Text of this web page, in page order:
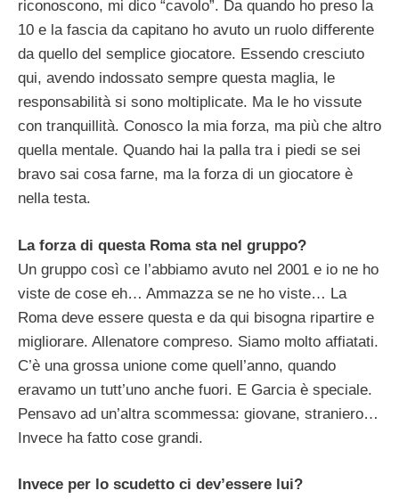
riconoscono, mi dico “cavolo”. Da quando ho preso la
10 e la fascia da capitano ho avuto un ruolo differente
da quello del semplice giocatore. Essendo cresciuto
qui, avendo indossato sempre questa maglia, le
responsabilità si sono moltiplicate. Ma le ho vissute
con tranquillità. Conosco la mia forza, ma più che altro
quella mentale. Quando hai la palla tra i piedi se sei
bravo sai cosa farne, ma la forza di un giocatore è
nella testa.
La forza di questa Roma sta nel gruppo?
Un gruppo così ce l’abbiamo avuto nel 2001 e io ne ho
viste de cose eh… Ammazza se ne ho viste… La
Roma deve essere questa e da qui bisogna ripartire e
migliorare. Allenatore compreso. Siamo molto affiatati.
C’è una grossa unione come quell’anno, quando
eravamo un tutt’uno anche fuori. E Garcia è speciale.
Pensavo ad un’altra scommessa: giovane, straniero…
Invece ha fatto cose grandi.
Invece per lo scudetto ci dev’essere lui?